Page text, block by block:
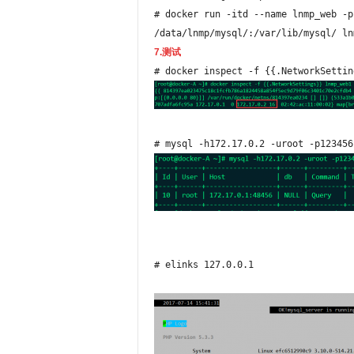
# docker run -itd --name lnmp_web
/data/lnmp/mysql/:/var/lib/mysql/
7.测试
# docker inspect -f
# mysql -h172.17.0.2 -uroot -
# elinks 127.0.0.1